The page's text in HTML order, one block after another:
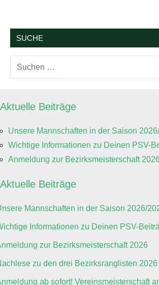
SUCHE
Suchen
nach:
Aktuelle Beiträge
Unsere Mannschaften in der Saison
Wichtige Informationen zu Deinen PSV-
Anmeldung zur Bezirksmeisterschaft
Aktuelle Beiträge
Mannschaften in der Saison 2026/
Informationen zu Deinen PSV-
zur Bezirksmeisterschaft 2026
zu den drei Bezirksranglisten 2026
ab sofort! Vereinsmeisterschaft